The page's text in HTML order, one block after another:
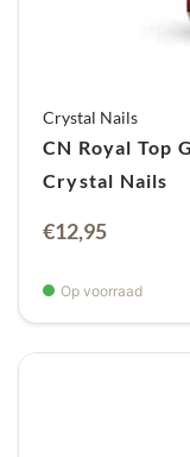
Crystal Nails
CN Royal Top
Crystal Nails
€12,95
Op voorraad